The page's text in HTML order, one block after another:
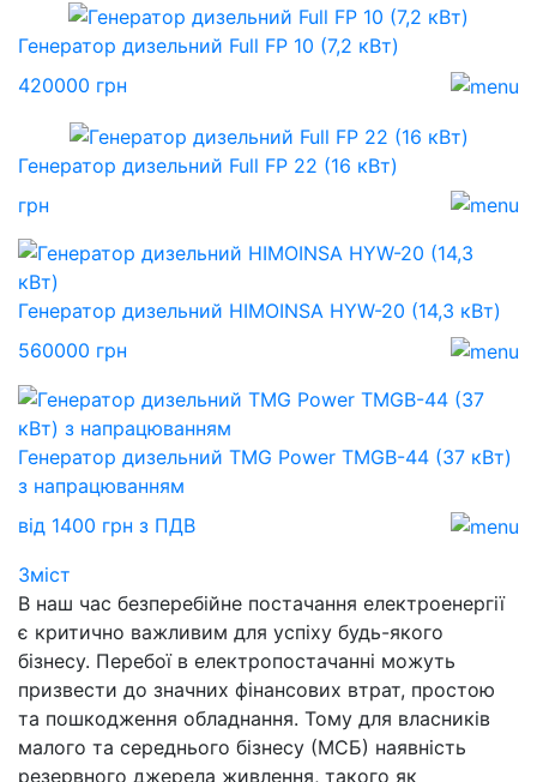
Генератор дизельний Full FP 10 (7,2 кВт)
420000 грн
Генератор дизельний Full FP 22 (16 кВт)
грн
Генератор дизельний HIMOINSA HYW-20 (14,3 кВт)
560000 грн
Генератор дизельний TMG Power TMGB-44 (37 кВт)
з напрацюванням
від 1400 грн з ПДВ
Зміст
В наш час безперебійне постачання електроенергії
є критично важливим для успіху будь-якого
бізнесу. Перебої в електропостачанні можуть
призвести до значних фінансових втрат, простою
та пошкодження обладнання. Тому для власників
малого та середнього бізнесу (МСБ) наявність
резервного джерела живлення, такого як